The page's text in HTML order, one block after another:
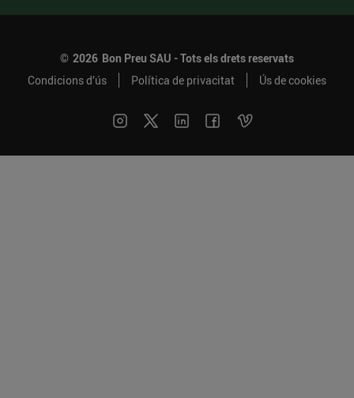
© 2026 Bon Preu SAU - Tots els drets reservats
Condicions d’ús
Política de privacitat Ús de cookies